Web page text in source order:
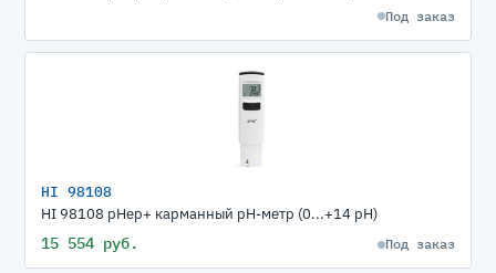
Под заказ
HI 98108
HI 98108 pHep+ карманный pH-метр (0...+14 pH)
15 554 руб. Под заказ